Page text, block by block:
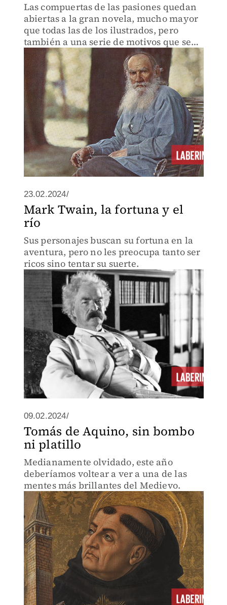
Las compuertas de las pasiones quedan
abiertas a la gran novela, mucho mayor
que todas las de los ilustrados, pero
también a una serie de motivos que se
validan en un orden pasional y
patológico del que no logramos salir
todavía.
23.02.2024/
Mark Twain, la fortuna y el
río
Sus personajes buscan su fortuna en la
aventura, pero no les preocupa tanto ser
ricos sino tentar su suerte.
09.02.2024/
Tomás de Aquino, sin bombo
ni platillo
Medianamente olvidado, este año
deberíamos voltear a ver a una de las
mentes más brillantes del Medievo.